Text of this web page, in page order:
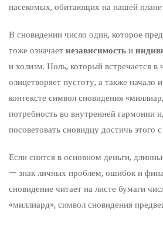
насекомых, обитающих на нашей
В сновидении число один, которое
тоже означаетнезависимостьи
и холизм. Ноль, который встречается в
олицетворяет пустоту, а также начало
контексте символ сновидения
потребность во внутренней гармонии
посоветовать сновидцу достичь
Если снится в основном деньги,
— знак личных проблем, ошибок и
сновидение читает на листе бумаги
«миллиард», символ сновидения